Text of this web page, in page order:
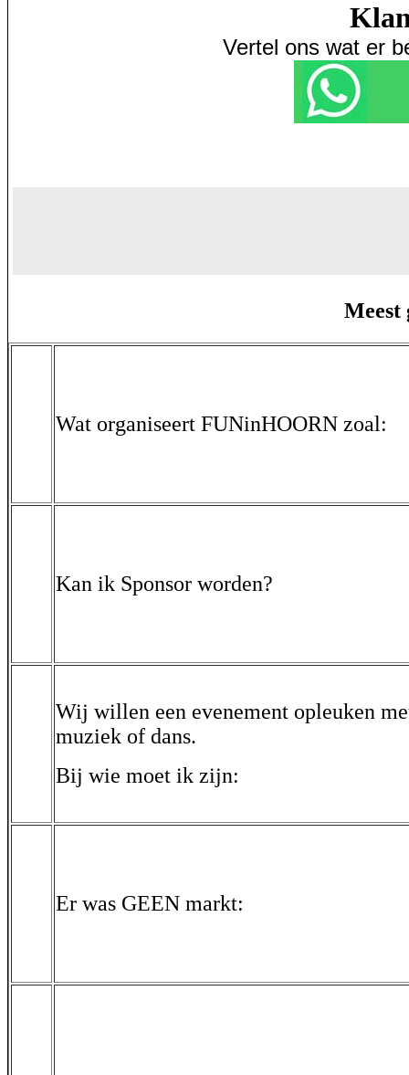
Vertel ons wat er
Meest
Wat organiseert FUNinHOORN zoal:
Kan ik Sponsor worden?
Wij willen een evenement opleuken
muziek of dans.
Bij wie moet ik zijn:
Er was GEEN markt: